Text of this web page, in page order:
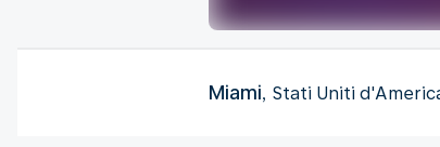
Miami, Stati Uniti